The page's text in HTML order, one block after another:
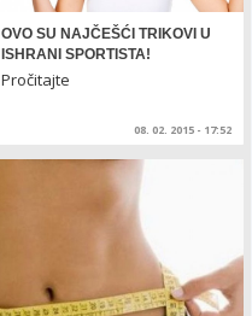
OVO SU NAJČEŠĆI TRIKOVI U
ISHRANI SPORTISTA!
Pročitajte
08. 02. 2015 - 17:52